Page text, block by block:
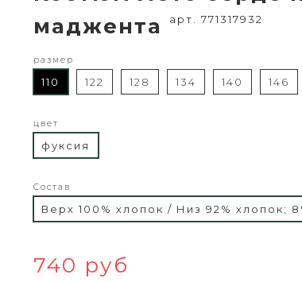
маджента
арт. 771317932
размер
110 122 128 134 140 146
цвет
фуксия
Состав
Верх 100% хлопок / Низ 92% хлопок;
740 руб